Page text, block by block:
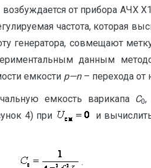
от прибора АЧХ
частота, которая
генератора, совмещают
данным
емкости p—n– перехода от
емкость варикапа С0,
4) при
и
.